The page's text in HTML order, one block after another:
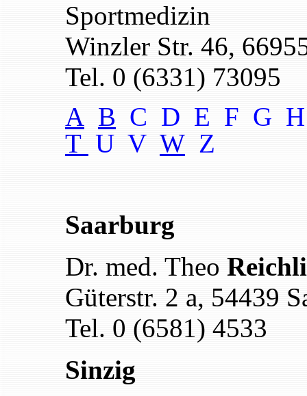
Sportmedizin
Winzler Str. 46,
Tel. 0 (6331) 73095
A B C D E F G
T U V W Z
Saarburg
Dr. med. Theo
Güterstr. 2 a, 54439
Tel. 0 (6581) 4533
Sinzig